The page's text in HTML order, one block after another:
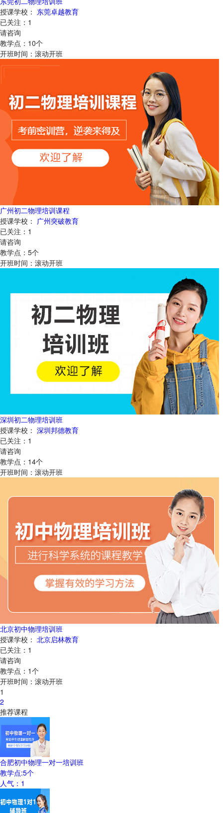
授课学校： 东莞卓越教育
已关注： 1
请咨询
教学点： 10个
开班时间： 滚动开班
广州初二物理培训课程
授课学校： 广州突破教育
已关注： 1
请咨询
教学点： 5个
开班时间： 滚动开班
深圳初二物理培训班
授课学校： 深圳邦德教育
已关注： 1
请咨询
教学点： 14个
开班时间： 滚动开班
北京初中物理培训班
授课学校： 北京启林教育
已关注： 1
请咨询
教学点： 1个
开班时间： 滚动开班
1
2
推荐课程
合肥初中物理一对一培训班
教学点:5个
人气： 1